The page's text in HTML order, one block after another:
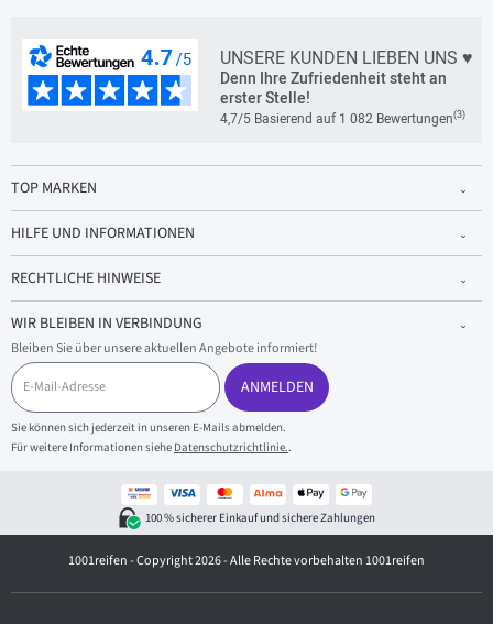
UNSERE KUNDEN LIEBEN UNS ♥
Denn Ihre Zufriedenheit steht an
erster Stelle!
4,7/5 Basierend auf 1 082 Bewertungen(3)
TOP MARKEN
HILFE UND INFORMATIONEN
RECHTLICHE HINWEISE
WIR BLEIBEN IN VERBINDUNG
Bleiben Sie über unsere aktuellen Angebote informiert!
E
-
M
a
i
l
e
ANMELDEN
Sie können sich jederzeit in unseren E-Mails abmelden.
Für weitere Informationen siehe Datenschutzrichtlinie..
100 % sicherer Einkauf und sichere Zahlungen
1001reifen - Copyright 2026 - Alle Rechte vorbehalten 1001reifen